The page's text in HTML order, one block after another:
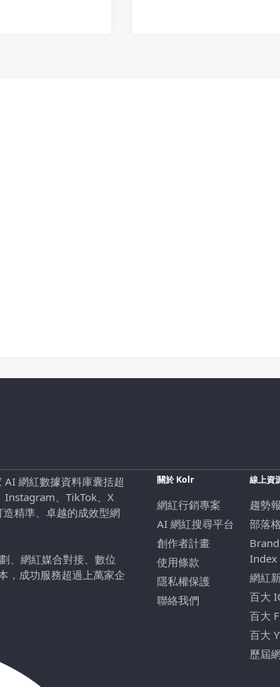
網紅數據資料庫囊括超
Instagram、TikTok、X
精準、卓越的成效型網
、網紅媒合對接、數位
，成功服務超過上萬家企
關於 Kolr
網紅行銷專案
AI 網紅搜尋平台
創作者計畫
使用條款
隱私權保護
聯絡我們
線上資
趨勢
部落格
Index
網紅
百大
百大
百大
歷屆